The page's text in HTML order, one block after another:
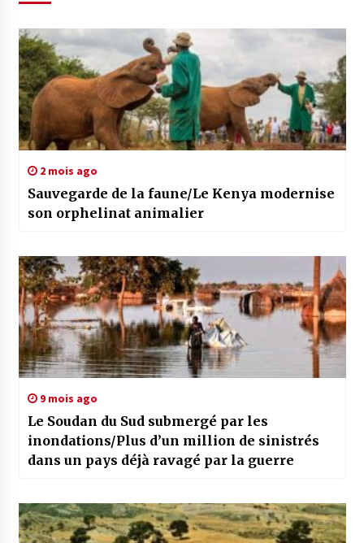
2 mois ago
Sauvegarde de la faune/Le Kenya modernise
son orphelinat animalier
9 mois ago
Le Soudan du Sud submergé par les
inondations/Plus d’un million de sinistrés
dans un pays déjà ravagé par la guerre